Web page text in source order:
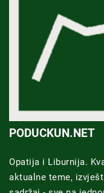
PODUCKUN.NET
Opatija i Liburnija.
aktualne teme,